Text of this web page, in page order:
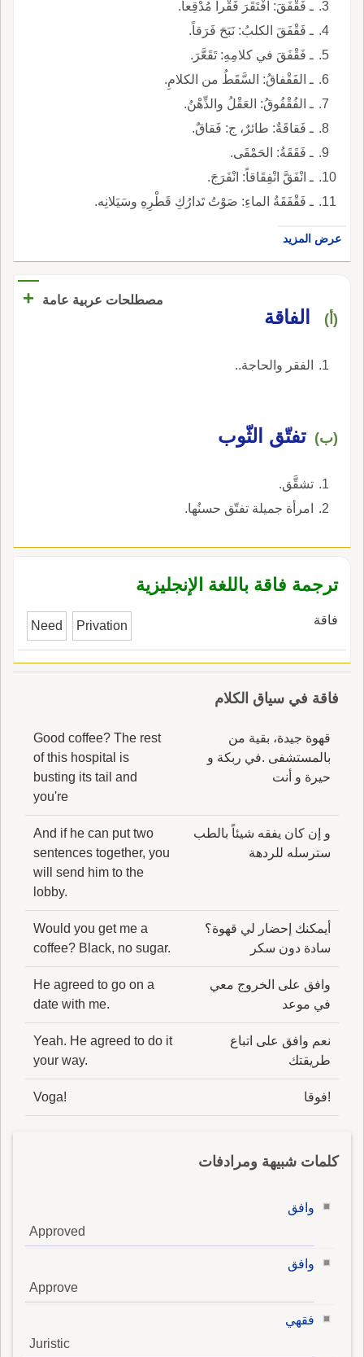
ـ فَقْفَقَ: افْتَقَرَ فَقْراً مُدْقِعاً.
ـ فَقْفَقَ الكلبُ: نَبَحَ فَرَقاً.
ـ فَقْفَقَ في كلامِهِ: تَقَعَّرَ.
ـ الفَقْفاقُ: السَّقَطُ من الكلامِ.
ـ الفُقْفُوقُ: العَقْلُ والذِّهْنُ.
ـ فَقاقَةٌ: طائرٌ، ج: فَقاقٌ.
ـ فَقَقَةُ: الحَمْقَى.
ـ انْفَقَّ انْفِقَاقاً: انْفَرَجَ.
ـ فَقْفَقَةُ الماءِ: صَوْتُ تَدارُكِ قَطْرِهِ وسَيَلانِه.
عرض المزيد
مصطلحات عربية عامة +
(أ) الفاقة
الفقر والحاجة‏.‏.
(ب) تفتّق الثّوب
تشقَّق.
امرأة جميلة تفتّق حسنُها.
ترجمة فاقة باللغة الإنجليزية
فاقة Need Privation
فاقة في سياق الكلام
قهوة جيدة، بقية من
بالمستشفى .في ربكة و
حيرة و أنت
Good coffee? The rest
of this hospital is
busting its tail and
you're
و إن كان يفقه شيئاً بالطب
سترسله للردهة
And if he can put two
sentences together, you
will send him to the
lobby.
أيمكنك إحضار لي قهوة؟
سادة دون سكر
Would you get me a
coffee? Black, no sugar.
وافق على الخروج معي
في موعد
He agreed to go on a
date with me.
نعم وافق على اتباع
طريقتك
Yeah. He agreed to do it
your way.
!فوقا Voga!
كلمات شبيهة ومرادفات
وافق
Approved
وافق
Approve
فقهي
Juristic